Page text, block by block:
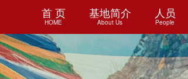
首 页
HOME
基地简介
About Us
人员
People